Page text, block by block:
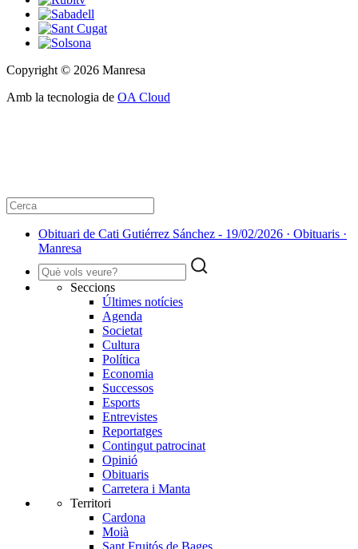
Copyright © 2026 Manresa
Amb la tecnologia de OA Cloud
Obituari de Cati Gutiérrez Sánchez - 19/02/2026 · Obituaris ·
Manresa
Seccions
Últimes notícies
Agenda
Societat
Cultura
Política
Economia
Successos
Esports
Entrevistes
Reportatges
Contingut patrocinat
Opinió
Obituaris
Carretera i Manta
Territori
Cardona
Moià
Sant Fruitós de Bages